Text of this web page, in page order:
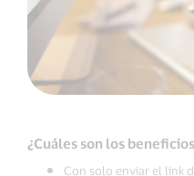
¿Cuáles son los
Con solo enviar el link